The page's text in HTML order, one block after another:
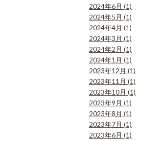
2024年6月 (1)
2024年5月 (1)
2024年4月 (1)
2024年3月 (1)
2024年2月 (1)
2024年1月 (1)
2023年12月 (1)
2023年11月 (1)
2023年10月 (1)
2023年9月 (1)
2023年8月 (1)
2023年7月 (1)
2023年6月 (1)